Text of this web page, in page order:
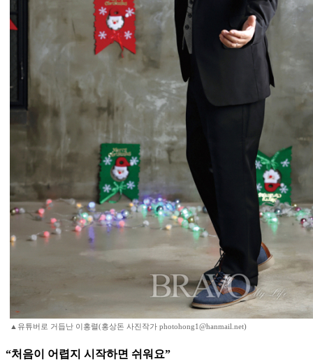
▲유튜버로 거듭난 이홍렬(홍상돈 사진작가 photohong1@hanmail.net)
“처음이 어렵지 시작하면 쉬워요”